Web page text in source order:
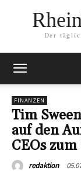
Der
FINANZEN
Tim
auf den
CEOs
redaktion